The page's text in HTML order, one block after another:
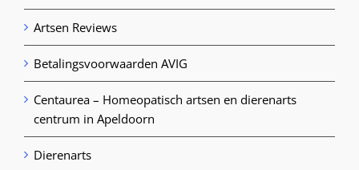
Artsen Reviews
Betalingsvoorwaarden AVIG
Centaurea – Homeopatisch artsen en dierenarts
centrum in Apeldoorn
Dierenarts